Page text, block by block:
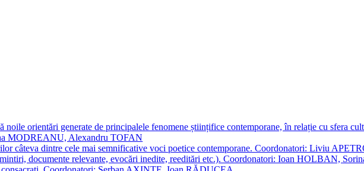
noile orientări generate de principalele fenomene științifice contemporane, în relație cu sfera
MODREANU, Alexandru TOFAN
câteva dintre cele mai semnificative voci poetice contemporane. Coordonatori: Liviu
documente relevante, evocări inedite, reeditări etc.). Coordonatori: Ioan HOLBAN,